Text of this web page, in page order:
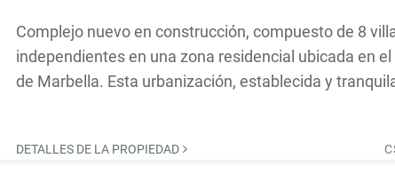
Complejo nuevo en construcción, compuesto de 8
independientes en una zona residencial ubicada en
de Marbella. Esta urbanización, establecida y
DETALLES DE LA PROPIEDAD